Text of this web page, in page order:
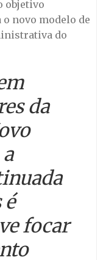
objetivo
novo modelo de
do
da
é
focar